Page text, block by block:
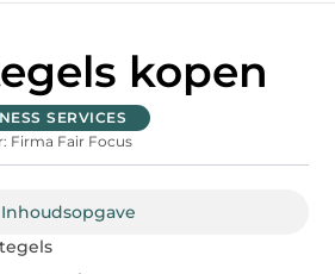
kopen
SERVICES
Firma Fair Focus
Inhoudsopgave